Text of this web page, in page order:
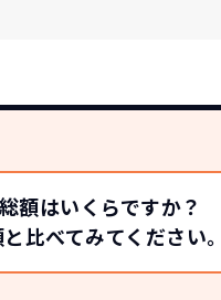
額はいくらですか？
比べてみてください。